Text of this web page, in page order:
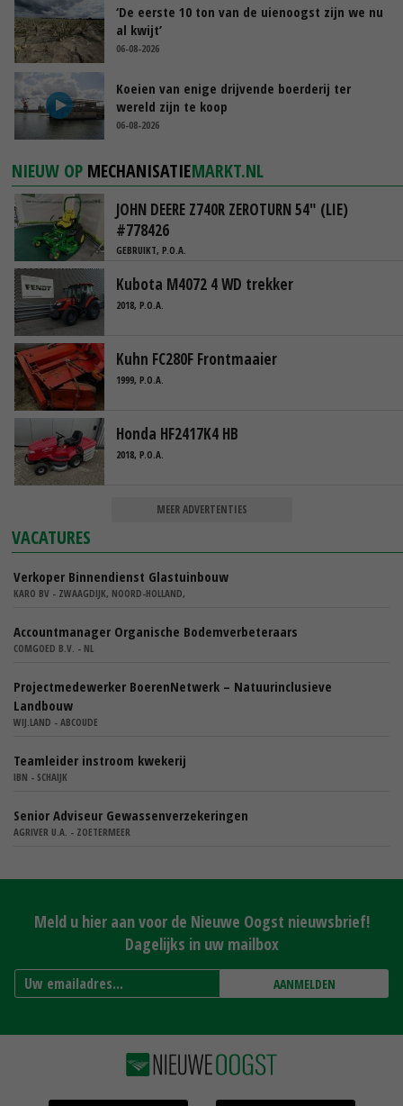
‘De eerste 10 ton van de uienoogst zijn we nu
al kwijt’
06-08-2026
Koeien van enige drijvende boerderij ter
wereld zijn te koop
06-08-2026
NIEUW OP MECHANISATIEMARKT.NL
JOHN DEERE Z740R ZEROTURN 54" (LIE)
#778426
GEBRUIKT, P.O.A.
Kubota M4072 4 WD trekker
2018, P.O.A.
Kuhn FC280F Frontmaaier
1999, P.O.A.
Honda HF2417K4 HB
2018, P.O.A.
MEER ADVERTENTIES
VACATURES
Verkoper Binnendienst Glastuinbouw
KARO BV - ZWAAGDIJK, NOORD-HOLLAND,
Accountmanager Organische Bodemverbeteraars
COMGOED B.V. - NL
Projectmedewerker BoerenNetwerk – Natuurinclusieve
Landbouw
WIJ.LAND - ABCOUDE
Teamleider instroom kwekerij
IBN - SCHAIJK
Senior Adviseur Gewassenverzekeringen
AGRIVER U.A. - ZOETERMEER
Meld u hier aan voor de Nieuwe Oogst nieuwsbrief!
Dagelijks in uw mailbox
AANMELDEN